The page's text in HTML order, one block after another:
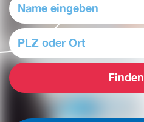
PLZ oder Ort
Finden